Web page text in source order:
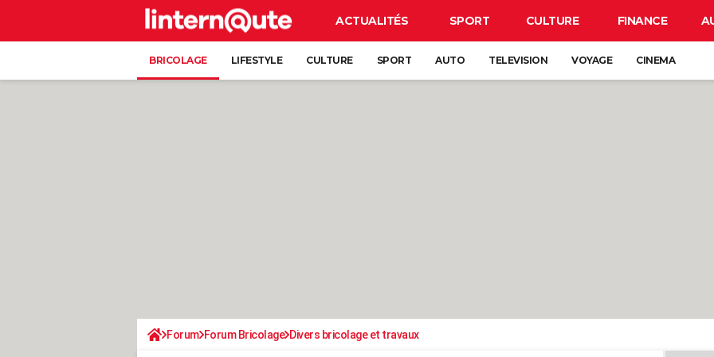
ACTUALITÉS SPORT CULTURE FINANCE
BRICOLAGE LIFESTYLE CULTURE SPORT AUTO TELEVISION VOYAGE CINEMA
Forum Forum Bricolage Divers bricolage et travaux